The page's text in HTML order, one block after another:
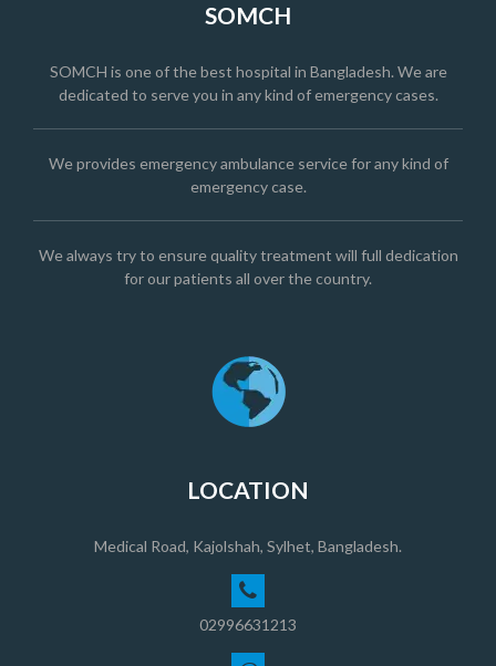
SOMCH
SOMCH is one of the best hospital in Bangladesh. We are
dedicated to serve you in any kind of emergency cases.
We provides emergency ambulance service for any kind of
emergency case.
We always try to ensure quality treatment will full dedication
for our patients all over the country.
LOCATION
Medical Road, Kajolshah, Sylhet, Bangladesh.
02996631213